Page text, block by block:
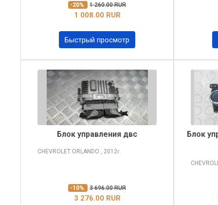
-20% 1 260.00 RUR
1 008.00 RUR
Быстрый просмотр
Блок управления двс
CHEVROLET ORLANDO , 2012г.
-10% 3 696.00 RUR
3 276.00 RUR
Блок